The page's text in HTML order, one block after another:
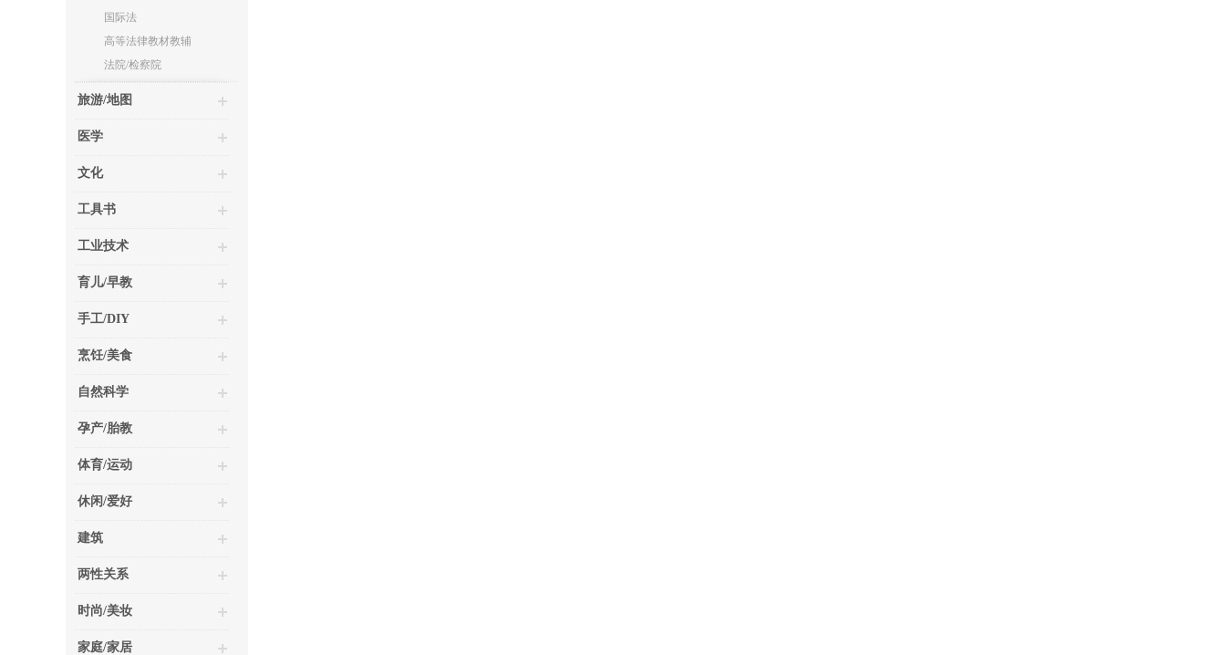
国际法
高等法律教材教辅
法院/检察院
旅游/地图
医学
文化
工具书
工业技术
育儿/早教
手工/DIY
烹饪/美食
自然科学
孕产/胎教
体育/运动
休闲/爱好
建筑
两性关系
时尚/美妆
家庭/家居